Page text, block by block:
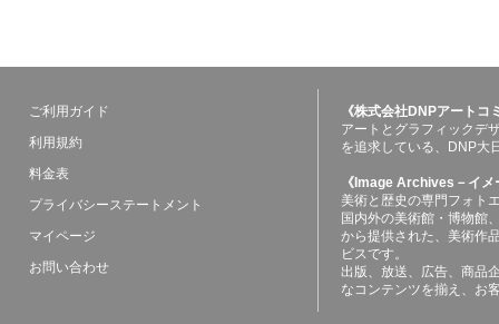
ご利用ガイド
利用規約
料金表
プライバシーステートメント
マイページ
お問い合わせ
《株式会社DNPアート
アートとグラフィックデ
を追求している、DNP大
《Image Archives－イ
美術と歴史の専門フォト
国内外の美術館・博物館
から提供された、美術作
ビスです。
出版、放送、広告、商品
なコンテンツを揃え、お